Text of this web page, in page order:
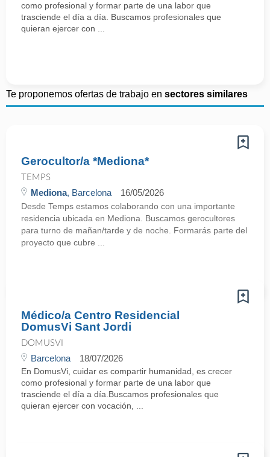
como profesional y formar parte de una labor que
trasciende el día a día. Buscamos profesionales que
quieran ejercer con ...
Te proponemos ofertas de trabajo en sectores similares
Gerocultor/a *Mediona*
TEMPS
Mediona, Barcelona 16/05/2026
Desde Temps estamos colaborando con una importante
residencia ubicada en Mediona. Buscamos gerocultores
para turno de mañan/tarde y de noche. Formarás parte del
proyecto que cubre ...
Médico/a Centro Residencial
DomusVi Sant Jordi
DOMUSVI
Barcelona 18/07/2026
En DomusVi, cuidar es compartir humanidad, es crecer
como profesional y formar parte de una labor que
trasciende el día a día.Buscamos profesionales que
quieran ejercer con vocación, ...